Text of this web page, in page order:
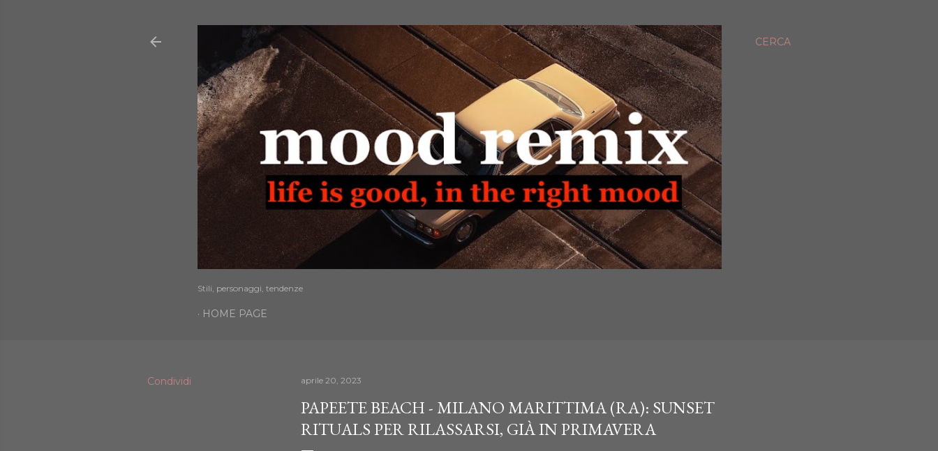
CERCA
Stili, personaggi, tendenze
HOME PAGE
Condividi aprile 20, 2023
PAPEETE BEACH - MILANO MARITTIMA (RA): SUNSET
RITUALS PER RILASSARSI, GIÀ IN PRIMAVERA